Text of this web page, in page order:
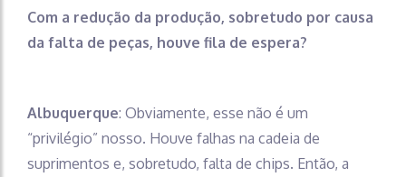
Com a redução da produção, sobretudo por causa
da falta de peças, houve fila de espera?
Albuquerque: Obviamente, esse não é um
“privilégio” nosso. Houve falhas na cadeia de
suprimentos e, sobretudo, falta de chips. Então, a